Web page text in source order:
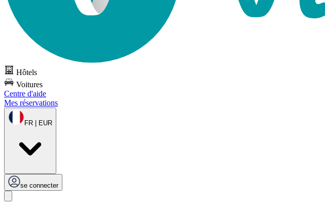
Hôtels
Voitures
Centre d'aide
Mes réservations
FR | EUR
se connecter